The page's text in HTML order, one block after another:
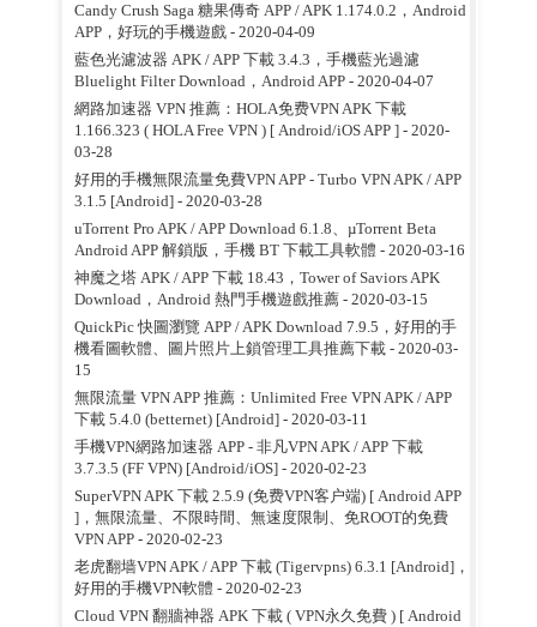
Candy Crush Saga 糖果傳奇 APP / APK 1.174.0.2，Android
APP，好玩的手機遊戲- 2020-04-09
藍色光濾波器 APK / APP 下載 3.4.3，手機藍光過濾
Bluelight Filter Download，Android APP- 2020-04-07
網路加速器 VPN 推薦：HOLA免费VPN APK 下載
1.166.323 ( HOLA Free VPN ) [ Android/iOS APP ]- 2020-
03-28
好用的手機無限流量免費VPN APP - Turbo VPN APK / APP
3.1.5 [Android]- 2020-03-28
uTorrent Pro APK / APP Download 6.1.8、µTorrent Beta
Android APP 解鎖版，手機 BT 下載工具軟體 - 2020-03-16
神魔之塔 APK / APP 下載 18.43，Tower of Saviors APK
Download，Android 熱門手機遊戲推薦- 2020-03-15
QuickPic 快圖瀏覽 APP / APK Download 7.9.5，好用的手
機看圖軟體、圖片照片上鎖管理工具推薦下載- 2020-03-
15
無限流量 VPN APP 推薦：Unlimited Free VPN APK / APP
下載 5.4.0 (betternet) [Android]- 2020-03-11
手機VPN網路加速器 APP - 非凡VPN APK / APP 下載
3.7.3.5 (FF VPN) [Android/iOS]- 2020-02-23
SuperVPN APK 下載 2.5.9 (免费VPN客户端) [ Android APP
]，無限流量、不限時間、無速度限制、免ROOT的免費
VPN APP- 2020-02-23
老虎翻墙VPN APK / APP 下載 (Tigervpns) 6.3.1 [Android]，
好用的手機VPN軟體 - 2020-02-23
Cloud VPN 翻牆神器 APK 下載 ( VPN永久免費 ) [ Android